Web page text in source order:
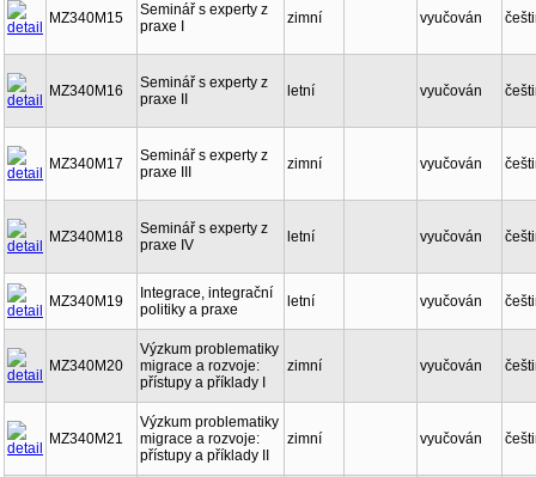
MZ340M15
Seminář s experty z
praxe I
zimní vyučován
MZ340M16
Seminář s experty z
praxe II
letní vyučován
MZ340M17
Seminář s experty z
praxe III
zimní vyučován
MZ340M18
Seminář s experty z
praxe IV
letní vyučován
MZ340M19
Integrace, integrační
politiky a praxe
letní vyučován
MZ340M20
Výzkum problematiky
migrace a rozvoje:
přístupy a příklady I
zimní vyučován
MZ340M21
Výzkum problematiky
migrace a rozvoje:
přístupy a příklady II
zimní vyučován